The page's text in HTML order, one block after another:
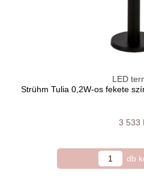
LED
Strühm Tulia 0,2W-os fekete
3 533